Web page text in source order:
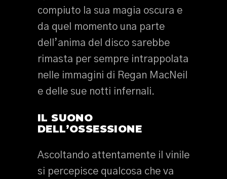
compiuto la sua magia oscura e
da quel momento una parte
dell’anima del disco sarebbe
rimasta per sempre intrappolata
nelle immagini di Regan MacNeil
e delle sue notti infernali.
IL SUONO
DELL’OSSESSIONE
Ascoltando attentamente il vinile
si percepisce qualcosa che va